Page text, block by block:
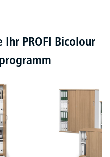
PROFI Bicolour